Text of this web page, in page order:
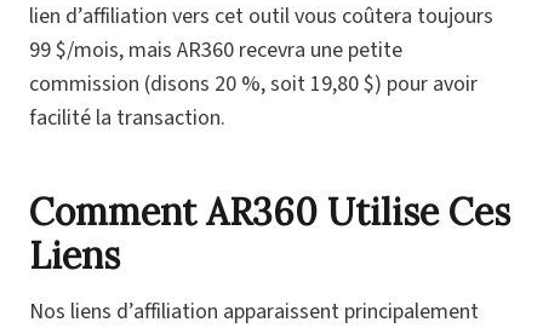
lien d’affiliation vers cet outil vous coûtera toujours
99 $/mois, mais AR360 recevra une petite
commission (disons 20 %, soit 19,80 $) pour avoir
facilité la transaction.
Comment AR360 Utilise Ces
Liens
Nos liens d’affiliation apparaissent principalement